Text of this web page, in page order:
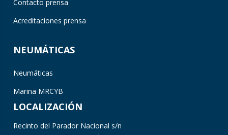
Contacto prensa
Acreditaciones prensa
NEUMÁTICAS
Neumáticas
Marina MRCYB
LOCALIZACIÓN
Recinto del Parador Nacional s/n